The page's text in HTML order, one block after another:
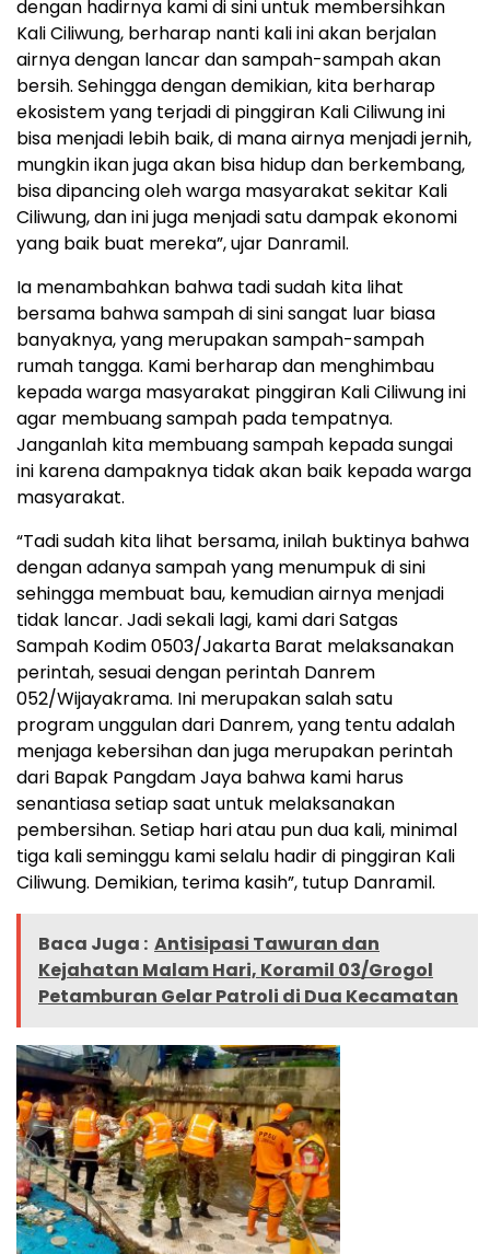
dengan hadirnya kami di sini untuk membersihkan
Kali Ciliwung, berharap nanti kali ini akan berjalan
airnya dengan lancar dan sampah-sampah akan
bersih. Sehingga dengan demikian, kita berharap
ekosistem yang terjadi di pinggiran Kali Ciliwung ini
bisa menjadi lebih baik, di mana airnya menjadi jernih,
mungkin ikan juga akan bisa hidup dan berkembang,
bisa dipancing oleh warga masyarakat sekitar Kali
Ciliwung, dan ini juga menjadi satu dampak ekonomi
yang baik buat mereka”, ujar Danramil.
Ia menambahkan bahwa tadi sudah kita lihat
bersama bahwa sampah di sini sangat luar biasa
banyaknya, yang merupakan sampah-sampah
rumah tangga. Kami berharap dan menghimbau
kepada warga masyarakat pinggiran Kali Ciliwung ini
agar membuang sampah pada tempatnya.
Janganlah kita membuang sampah kepada sungai
ini karena dampaknya tidak akan baik kepada warga
masyarakat.
“Tadi sudah kita lihat bersama, inilah buktinya bahwa
dengan adanya sampah yang menumpuk di sini
sehingga membuat bau, kemudian airnya menjadi
tidak lancar. Jadi sekali lagi, kami dari Satgas
Sampah Kodim 0503/Jakarta Barat melaksanakan
perintah, sesuai dengan perintah Danrem
052/Wijayakrama. Ini merupakan salah satu
program unggulan dari Danrem, yang tentu adalah
menjaga kebersihan dan juga merupakan perintah
dari Bapak Pangdam Jaya bahwa kami harus
senantiasa setiap saat untuk melaksanakan
pembersihan. Setiap hari atau pun dua kali, minimal
tiga kali seminggu kami selalu hadir di pinggiran Kali
Ciliwung. Demikian, terima kasih”, tutup Danramil.
Baca Juga : Antisipasi Tawuran dan
Kejahatan Malam Hari, Koramil 03/Grogol
Petamburan Gelar Patroli di Dua Kecamatan